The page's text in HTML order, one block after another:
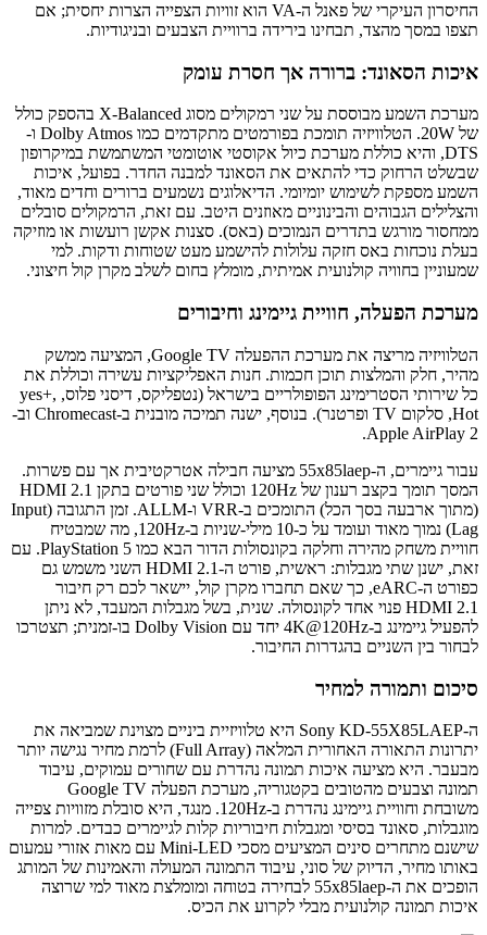
החיסרון העיקרי של פאנל ה-VA הוא זוויות הצפייה הצרות יחסית; אם
תצפו במסך מהצד, תבחינו בירידה ברוויית הצבעים ובניגודיות.
איכות הסאונד: ברורה אך חסרת עומק
מערכת השמע מבוססת על שני רמקולים מסוג X-Balanced בהספק כולל
של 20W. הטלוויזיה תומכת בפורמטים מתקדמים כמו Dolby Atmos ו-
DTS, והיא כוללת מערכת כיול אקוסטי אוטומטי המשתמשת במיקרופון
שבשלט הרחוק כדי להתאים את הסאונד למבנה החדר. בפועל, איכות
השמע מספקת לשימוש יומיומי. הדיאלוגים נשמעים ברורים וחדים מאוד,
והצלילים הגבוהים והבינוניים מאוזנים היטב. עם זאת, הרמקולים סובלים
ממחסור מורגש בתדרים הנמוכים (באס). סצנות אקשן רועשות או מוזיקה
בעלת נוכחות באס חזקה עלולות להישמע מעט שטוחות ודקות. למי
שמעוניין בחוויה קולנועית אמיתית, מומלץ בחום לשלב מקרן קול חיצוני.
מערכת הפעלה, חוויית גיימינג וחיבורים
הטלוויזיה מריצה את מערכת ההפעלה Google TV, המציעה ממשק
מהיר, חלק והמלצות תוכן חכמות. חנות האפליקציות עשירה וכוללת את
כל שירותי הסטרימינג הפופולריים בישראל (נטפליקס, דיסני פלוס, yes+,
Hot, סלקום TV ופרטנר). בנוסף, ישנה תמיכה מובנית ב-Chromecast וב-
Apple AirPlay 2.
עבור גיימרים, ה-55x85laep מציעה חבילה אטרקטיבית אך עם פשרות.
המסך תומך בקצב רענון של 120Hz וכולל שני פורטים בתקן HDMI 2.1
(מתוך ארבעה בסך הכל) התומכים ב-VRR ו-ALLM. זמן התגובה (Input
Lag) נמוך מאוד ועומד על כ-10 מילי-שניות ב-120Hz, מה שמבטיח
חוויית משחק מהירה וחלקה בקונסולות הדור הבא כמו PlayStation 5. עם
זאת, ישנן שתי מגבלות: ראשית, פורט ה-HDMI 2.1 השני משמש גם
כפורט ה-eARC, כך שאם תחברו מקרן קול, יישאר לכם רק חיבור
HDMI 2.1 פנוי אחד לקונסולה. שנית, בשל מגבלות המעבד, לא ניתן
להפעיל גיימינג ב-4K@120Hz יחד עם Dolby Vision בו-זמנית; תצטרכו
לבחור בין השניים בהגדרות החיבור.
סיכום ותמורה למחיר
ה-Sony KD-55X85LAEP היא טלוויזיית ביניים מצוינת שמביאה את
יתרונות התאורה האחורית המלאה (Full Array) לרמת מחיר נגישה יותר
מבעבר. היא מציעה איכות תמונה נהדרת עם שחורים עמוקים, עיבוד
תמונה וצבעים מהטובים בקטגוריה, מערכת הפעלה Google TV
משובחת וחוויית גיימינג נהדרת ב-120Hz. מנגד, היא סובלת מזוויות צפייה
מוגבלות, סאונד בסיסי ומגבלות חיבוריות קלות לגיימרים כבדים. למרות
שישנם מתחרים סינים המציעים מסכי Mini-LED עם מאות אזורי עמעום
באותו מחיר, הדיוק של סוני, עיבוד התמונה המעולה והאמינות של המותג
הופכים את ה-55x85laep לבחירה בטוחה ומומלצת מאוד למי שרוצה
איכות תמונה קולנועית מבלי לקרוע את הכיס.